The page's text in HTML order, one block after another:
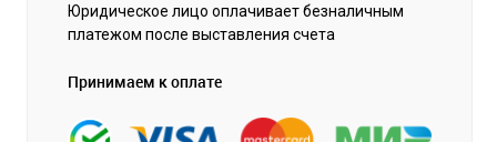
Юридическое лицо оплачивает безналичным
платежом после выставления счета
Принимаем к оплате